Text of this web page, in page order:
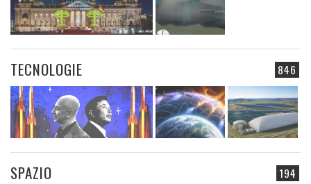
846
TECNOLOGIE
194
SPAZIO